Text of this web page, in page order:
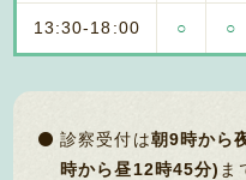
13:30-18:00 ○ ○
診察受付は朝9時から
時から昼12時45分) ま